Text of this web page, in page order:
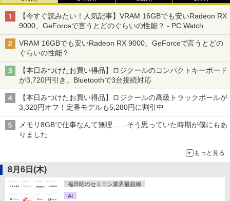
【今すぐ読みたい！人気記事】VRAM 16GBでも安いRadeon RX
9000、GeForceで言うとどのぐらいの性能？ - PC Watch
VRAM 16GBでも安いRadeon RX 9000、GeForceで言うとどの
ぐらいの性能？
【本日みつけたお買い得品】ロジクールのコンパクトキーボード
が3,720円引き。Bluetoothで3台接続対応
【本日みつけたお買い得品】ロジクールの高級トラックボールが
3,320円オフ！定番モデルも5,280円に割引中
メモリ8GBで仕事なんて無理……そう思っていた時期が僕にもあ
りました
もっと見る
8月6日(木)
福田昭のセミコン業界最前線
AI